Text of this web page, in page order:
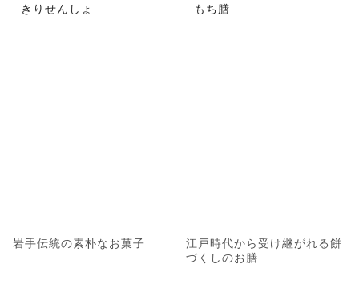
きりせんしょ
岩手伝統の素朴なお菓子
もち膳
江戸時代から受け継がれる餅
づくしのお膳